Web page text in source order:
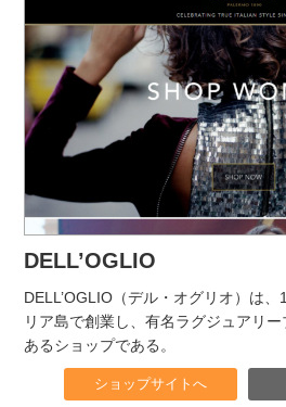
DELL’OGLIO
DELL’OGLIO（デル・オグリオ）は
リア島で創業し、有名ラグジュアリ
あるショップである。
ショップサイトへ